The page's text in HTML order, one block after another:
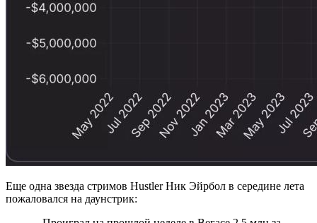
Еще одна звезда стримов Hustler Ник Эйрбол в середине лета
пожаловался на даунстрик: